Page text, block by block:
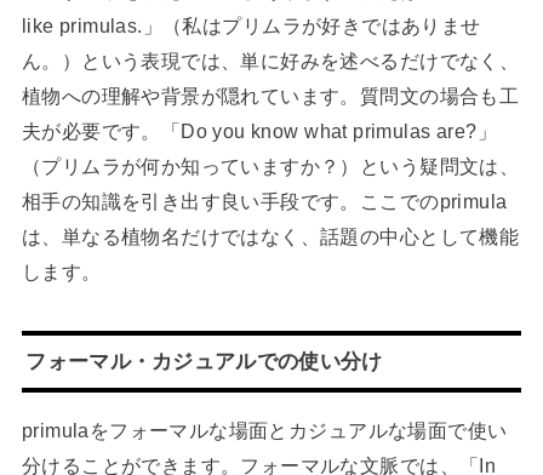
like primulas.」（私はプリムラが好きではありませ
ん。）という表現では、単に好みを述べるだけでなく、
植物への理解や背景が隠れています。質問文の場合も工
夫が必要です。「Do you know what primulas are?」
（プリムラが何か知っていますか？）という疑問文は、
相手の知識を引き出す良い手段です。ここでのprimula
は、単なる植物名だけではなく、話題の中心として機能
します。
フォーマル・カジュアルでの使い分け
primulaをフォーマルな場面とカジュアルな場面で使い
分けることができます。フォーマルな文脈では、「In